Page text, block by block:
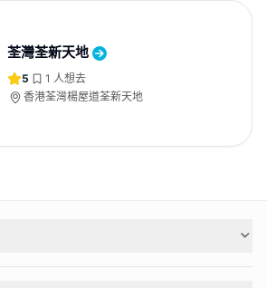
荃灣荃新天地
5 1 人想去
香港荃灣楊屋道荃新天地